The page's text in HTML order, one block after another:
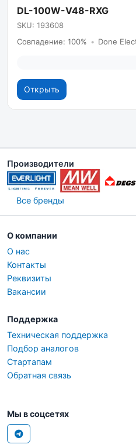
DL-100W-V48-RXG
SKU: 193608
Совпадение: 100% • Done
Открыть
Производители
Все бренды
О компании
О нас
Контакты
Реквизиты
Вакансии
Поддержка
Техническая поддержка
Подбор аналогов
Стартапам
Обратная связь
Мы в соцсетях